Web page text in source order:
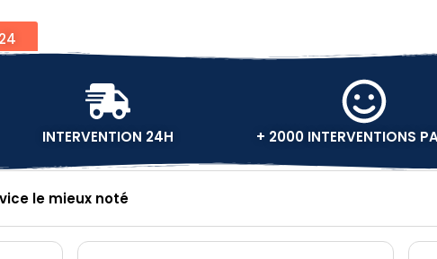
INTERVENTION 24H + 2000 INTERVENTIONS
le mieux noté